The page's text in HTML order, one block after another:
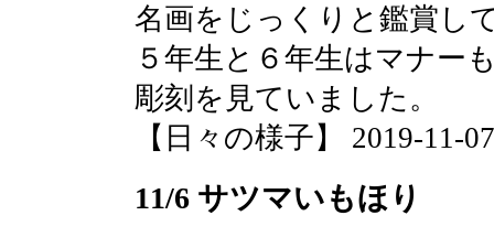
名画をじっくりと鑑賞し
５年生と６年生はマナー
彫刻を見ていました。
【日々の様子】 2019-11-
11/6 サツマいもほり